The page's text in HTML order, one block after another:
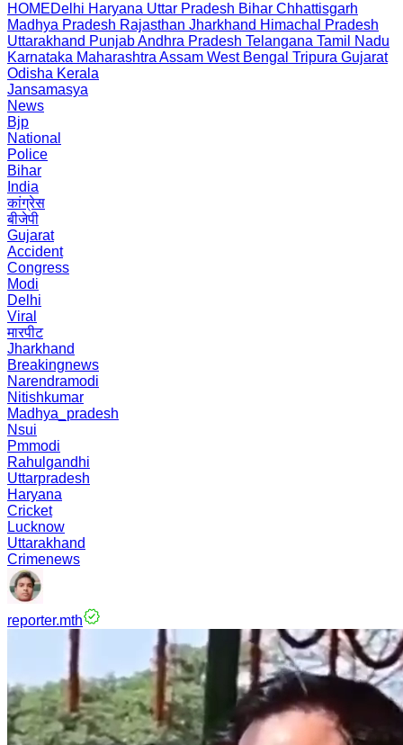
HOMEDelhi Haryana Uttar Pradesh Bihar Chhattisgarh
Madhya Pradesh Rajasthan Jharkhand Himachal Pradesh
Uttarakhand PunjabAndhra Pradesh Telangana Tamil Nadu
Karnataka Maharashtra Assam West Bengal Tripura Gujarat
Odisha Kerala
Jansamasya
News
Bjp
National
Police
Bihar
India
कांग्रेस
बीजेपी
Gujarat
Accident
Congress
Modi
Delhi
Viral
मारपीट
Jharkhand
Breakingnews
Narendramodi
Nitishkumar
Madhya_pradesh
Nsui
Pmmodi
Rahulgandhi
Uttarpradesh
Haryana
Cricket
Lucknow
Uttarakhand
Crimenews
reporter.mth